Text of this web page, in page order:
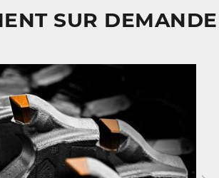
SUR DEMANDE